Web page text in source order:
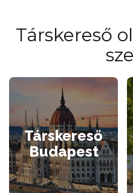
Társkereső
Társkereső
Budapest